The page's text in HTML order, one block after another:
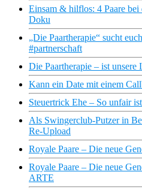
Einsam & hilflos: 4 Paare bei
Doku
„Die Paartherapie“ sucht
#partnerschaft
Die Paartherapie – ist unsere
Kann ein Date mit einem
Steuertrick Ehe – So unfair
Als Swingerclub-Putzer in
Re-Upload
Royale Paare – Die neue
Royale Paare – Die neue
ARTE